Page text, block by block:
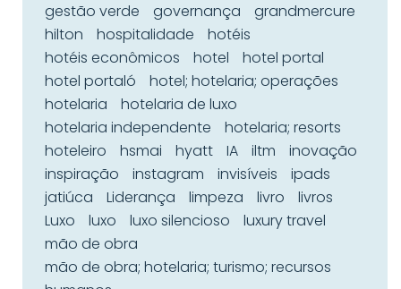
gestão verde
governança
grandmercure
hilton
hospitalidade
hotéis
hotéis econômicos
hotel
hotel portal
hotel portaló
hotel; hotelaria; operações
hotelaria
hotelaria de luxo
hotelaria independente
hotelaria; resorts
hoteleiro
hsmai hyatt IA iltm
inovação
inspiração
instagram invisíveis
ipads
jatiúca
Liderança limpeza livro
livros
Luxo
luxo luxo silencioso
luxury travel
mão de obra
mão de obra; hotelaria; turismo; recursos